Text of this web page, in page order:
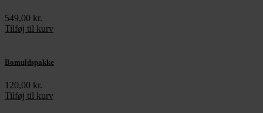
549,00 kr.
Tilføj til kurv
Bomuldspakke
120,00 kr.
Tilføj til kurv